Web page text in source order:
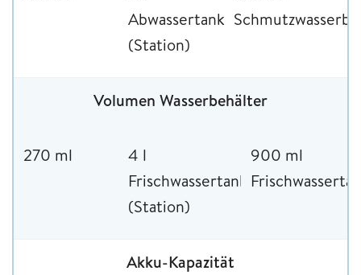
Abwassertank
(Station)
Volumen Wasserbehälter
270 ml
4 l
Frischwassertank
(Station)
900 ml
Akku-Kapazität